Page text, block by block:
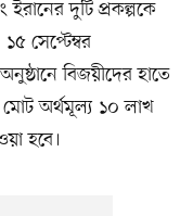
ইরানের দুটি প্রকল্পকে
সেপ্টেম্বর
বিজয়ীদের হাতে
মোট অর্থমূল্য ১০ লাখ
হবে।